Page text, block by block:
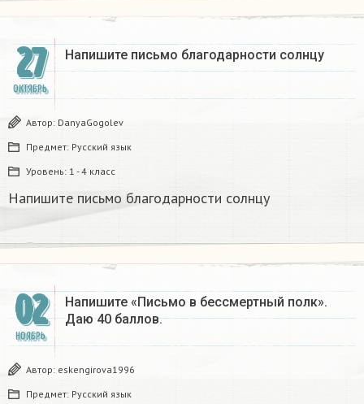
27
ОКТЯБРЬ
Напишите письмо благодарности солнцу
Автор: DanyaGogolev
Предмет: Русский язык
Уровень: 1 - 4 класс
Напишите письмо благодарности солнцу
02
НОЯБРЬ
Напишите «Письмо в бессмертный полк».
Даю 40 баллов.
Автор: eskengirova1996
Предмет: Русский язык